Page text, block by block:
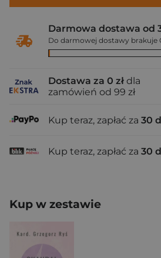
Darmowa dostawa od
Do darmowej dostawy brakuje
Dostawa za 0 zł dla
zamówień od 99 zł
Kup teraz, zapłać za 30
Kup teraz, zapłać za 30
Kup w zestawie